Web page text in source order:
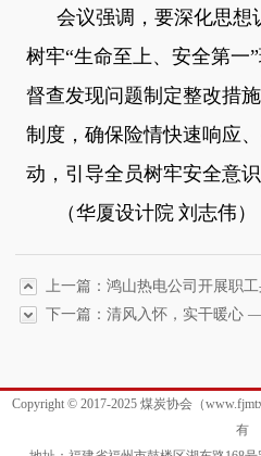
会议强调，要深化思想
树牢“生命至上、安全第一
督查发现问题制定整改措
制度，确保险情快速响应
动，引导全员树牢安全意
（华厦设计院 刘志伟）
上一篇：鸿山热电公司开展职
下一篇：清风入怀，实干暖心
Copyright © 2017-2025 煤炭协会（
有